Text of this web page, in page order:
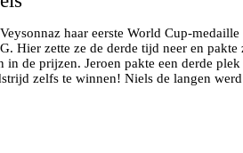
haar eerste World Cup-
Hier zette ze de derde tijd neer en
de prijzen. Jeroen pakte een derde
zelfs te winnen! Niels de langen